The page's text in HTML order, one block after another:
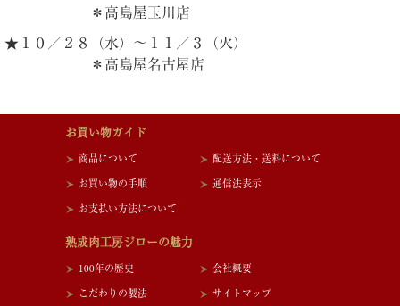
＊高島屋玉川店
★１０／２８（水）〜１１／３（火）
＊高島屋名古屋店
お買い物ガイド
商品について
お買い物の手順
お支払い方法について
配送方法・送料について
通信法表示
熟成肉工房ジローの魅力
100年の歴史
こだわりの製法
会社概要
サイトマップ